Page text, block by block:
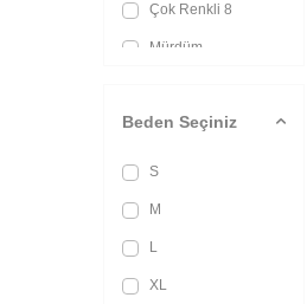
Çok Renkli 8
Mürdüm
Beden Seçiniz
S
M
L
XL